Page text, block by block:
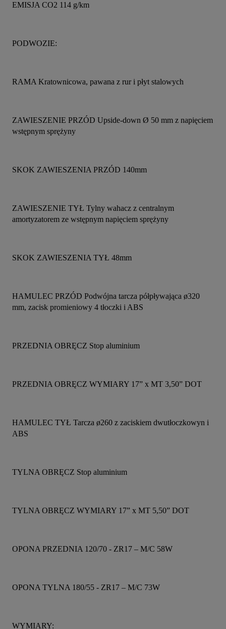
EMISJA CO2 114 g/km
PODWOZIE:
RAMA Kratownicowa, pawana z rur i płyt stalowych
ZAWIESZENIE PRZÓD Upside-down Ø 50 mm z napięciem
wstępnym sprężyny
SKOK ZAWIESZENIA PRZÓD 140mm
ZAWIESZENIE TYŁ Tylny wahacz z centralnym
amortyzatorem ze wstępnym napięciem sprężyny
SKOK ZAWIESZENIA TYŁ 48mm
HAMULEC PRZÓD Podwójna tarcza półpływająca ø320
mm, zacisk promieniowy 4 tłoczki i ABS
PRZEDNIA OBRĘCZ Stop aluminium
PRZEDNIA OBRĘCZ WYMIARY 17” x MT 3,50” DOT
HAMULEC TYŁ Tarcza ø260 z zaciskiem dwutłoczkowyn i
ABS
TYLNA OBRĘCZ Stop aluminium
TYLNA OBRĘCZ WYMIARY 17” x MT 5,50” DOT
OPONA PRZEDNIA 120/70 - ZR17 – M/C 58W
OPONA TYLNA 180/55 - ZR17 – M/C 73W
WYMIARY: